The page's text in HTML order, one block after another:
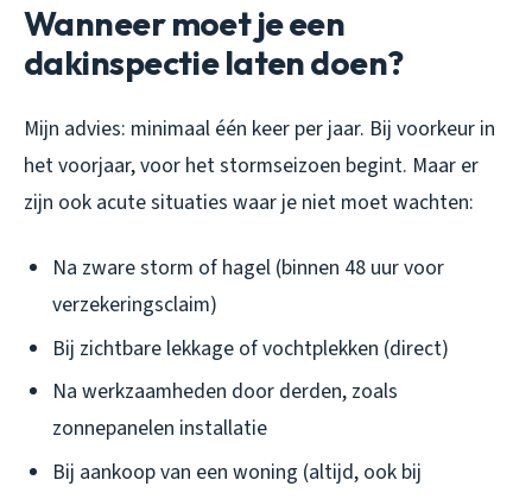
Wanneer moet je een
dakinspectie laten doen?
Mijn advies: minimaal één keer per jaar. Bij voorkeur in
het voorjaar, voor het stormseizoen begint. Maar er
zijn ook acute situaties waar je niet moet wachten:
Na zware storm of hagel (binnen 48 uur voor
verzekeringsclaim)
Bij zichtbare lekkage of vochtplekken (direct)
Na werkzaamheden door derden, zoals
zonnepanelen installatie
Bij aankoop van een woning (altijd, ook bij